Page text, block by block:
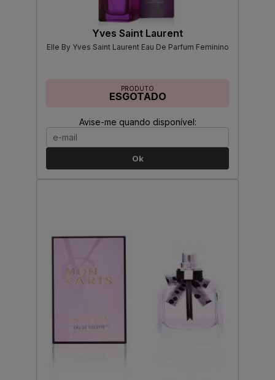
Yves Saint Laurent
Elle By Yves Saint Laurent Eau De Parfum Feminino
PRODUTO
ESGOTADO
Avise-me quando disponível:
Ok